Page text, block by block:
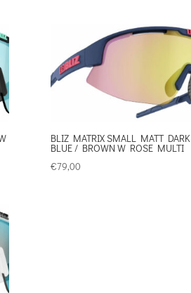
BLIZ MATRIX SMALL MATT DARK
BLUE / BROWN W ROSE MULTI
€79,00